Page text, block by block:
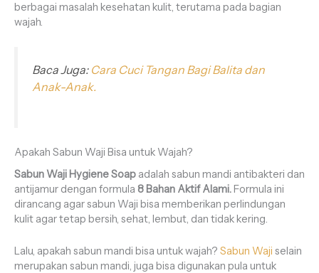
berbagai masalah kesehatan kulit, terutama pada bagian
wajah.
Baca Juga: Cara Cuci Tangan Bagi Balita dan
Anak-Anak.
Apakah Sabun Waji Bisa untuk Wajah?
Sabun Waji Hygiene Soap adalah sabun mandi antibakteri dan
antijamur dengan formula 8 Bahan Aktif Alami.Formula ini
dirancang agar sabun Waji bisa memberikan perlindungan
kulit agar tetap bersih, sehat, lembut, dan tidak kering.
Lalu, apakah sabun mandi bisa untuk wajah? Sabun Waji selain
merupakan sabun mandi, juga bisa digunakan pula untuk